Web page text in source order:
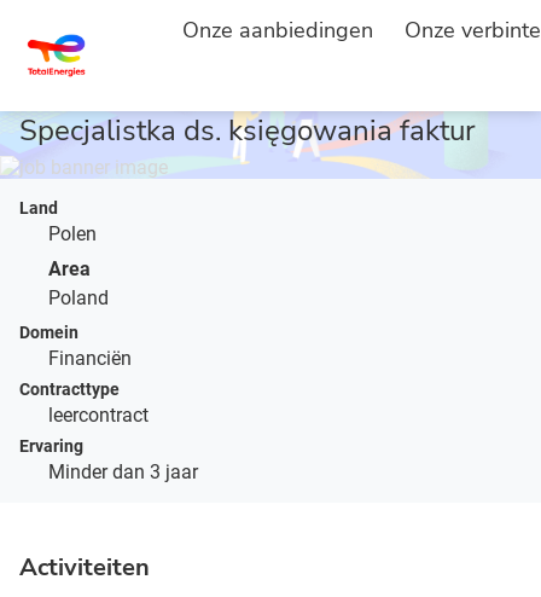
Onze aanbiedingen Onze
... BESCHRIJVING VACATURE
Specjalistka ds. księgowania faktur
Land
Polen
Area
Poland
Domein
Financiën
Contracttype
leercontract
Ervaring
Minder dan 3 jaar
Activiteiten